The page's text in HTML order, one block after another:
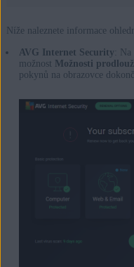
Níže naleznete informace
AVG Internet Security :
možnost Možnosti
pokynů na obrazovce